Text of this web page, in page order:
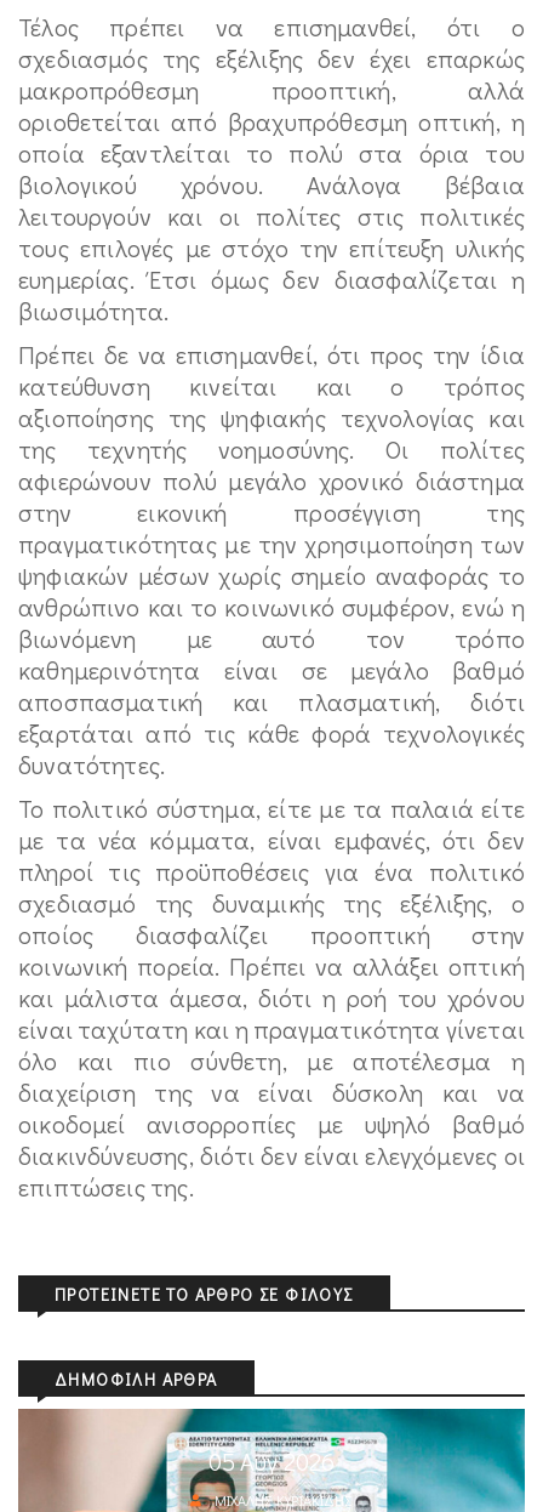
Τέλος πρέπει να επισημανθεί, ότι ο
σχεδιασμός της εξέλιξης δεν έχει επαρκώς
μακροπρόθεσμη προοπτική, αλλά
οριοθετείται από βραχυπρόθεσμη οπτική, η
οποία εξαντλείται το πολύ στα όρια του
βιολογικού χρόνου. Ανάλογα βέβαια
λειτουργούν και οι πολίτες στις πολιτικές
τους επιλογές με στόχο την επίτευξη υλικής
ευημερίας. Έτσι όμως δεν διασφαλίζεται η
βιωσιμότητα.
Πρέπει δε να επισημανθεί, ότι προς την ίδια
κατεύθυνση κινείται και ο τρόπος
αξιοποίησης της ψηφιακής τεχνολογίας και
της τεχνητής νοημοσύνης. Οι πολίτες
αφιερώνουν πολύ μεγάλο χρονικό διάστημα
στην εικονική προσέγγιση της
πραγματικότητας με την χρησιμοποίηση των
ψηφιακών μέσων χωρίς σημείο αναφοράς το
ανθρώπινο και το κοινωνικό συμφέρον, ενώ η
βιωνόμενη με αυτό τον τρόπο
καθημερινότητα είναι σε μεγάλο βαθμό
αποσπασματική και πλασματική, διότι
εξαρτάται από τις κάθε φορά τεχνολογικές
δυνατότητες.
Το πολιτικό σύστημα, είτε με τα παλαιά είτε
με τα νέα κόμματα, είναι εμφανές, ότι δεν
πληροί τις προϋποθέσεις για ένα πολιτικό
σχεδιασμό της δυναμικής της εξέλιξης, ο
οποίος διασφαλίζει προοπτική στην
κοινωνική πορεία. Πρέπει να αλλάξει οπτική
και μάλιστα άμεσα, διότι η ροή του χρόνου
είναι ταχύτατη και η πραγματικότητα γίνεται
όλο και πιο σύνθετη, με αποτέλεσμα η
διαχείριση της να είναι δύσκολη και να
οικοδομεί ανισορροπίες με υψηλό βαθμό
διακινδύνευσης, διότι δεν είναι ελεγχόμενες οι
επιπτώσεις της.
ΠΡΟΤΕΊΝΕΤΕ ΤΟ ΆΡΘΡΟ ΣΕ ΦΊΛΟΥΣ
ΔΗΜΟΦΙΛΉ ΆΡΘΡΑ
05 Αυγ 2026
ΜΙΧΆΛΗΣ ΚΥΡΙΑΚΊΔΗΣ